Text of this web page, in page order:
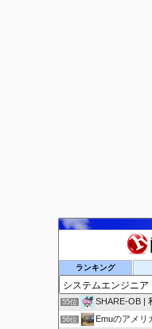
ランキング
53位 ヤマモトソフ
54位 システムって
55位 SHARE-OB |
56位 Emuのアメリ